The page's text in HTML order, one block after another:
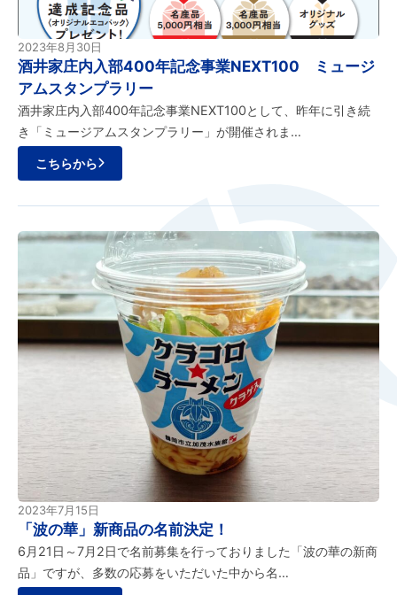
2023年8月30日
酒井家庄内入部400年記念事業NEXT100 ミュージ
アムスタンプラリー
酒井家庄内入部400年記念事業NEXT100として、昨年に引き続
き「ミュージアムスタンプラリー」が開催されま…
こちらから
2023年7月15日
「波の華」新商品の名前決定！
6月21日～7月2日で名前募集を行っておりました「波の華の新商
品」ですが、多数の応募をいただいた中から名…